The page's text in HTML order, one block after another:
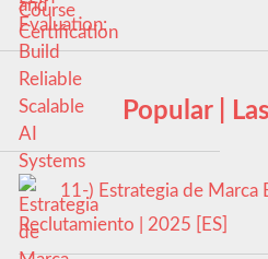
Popular |
11-) Estrategia de Marca
Reclutamiento | 2025 [ES]